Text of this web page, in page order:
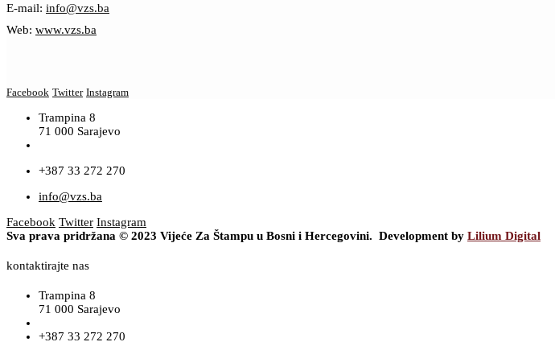
E-mail: info@vzs.ba
Web: www.vzs.ba
Facebook Twitter Instagram
Trampina 8
71 000 Sarajevo
+387 33 272 270
info@vzs.ba
Facebook Twitter Instagram
Sva prava pridržana © 2023 Vijeće Za Štampu u Bosni i Hercegovini. Development by Lilium Digital
kontaktirajte nas
Trampina 8
71 000 Sarajevo
+387 33 272 270